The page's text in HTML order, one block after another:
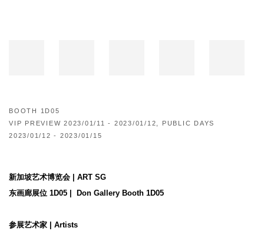
BOOTH 1D05
VIP PREVIEW 2023/01/11 - 2023/01/12, PUBLIC DAYS
2023/01/12 - 2023/01/15
新加坡艺术博览会
ART SG
东画廊展位 1D05
Don Gallery Booth 1D05
参展艺术家
Artists